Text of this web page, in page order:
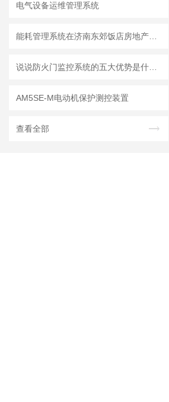
电气设备运维管理系统
AM5SE-M电动机保护测控装置
查看全部